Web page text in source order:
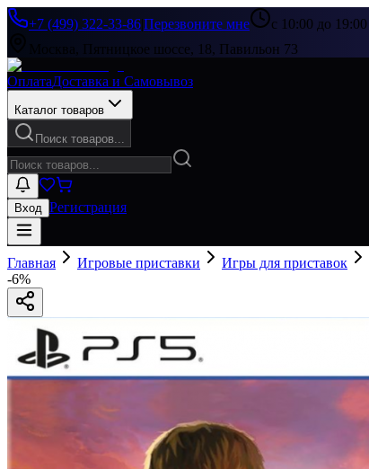
+7 (499) 322-33-86|Перезвоните мне
с 10:00 до 19:00
Москва, Пятницкое шоссе, 18, Павильон 73
ОплатаДоставка и Самовывоз
Каталог товаров
Поиск товаров...
Вход Регистрация
Главная Игровые приставки Игры для приставок
-6%